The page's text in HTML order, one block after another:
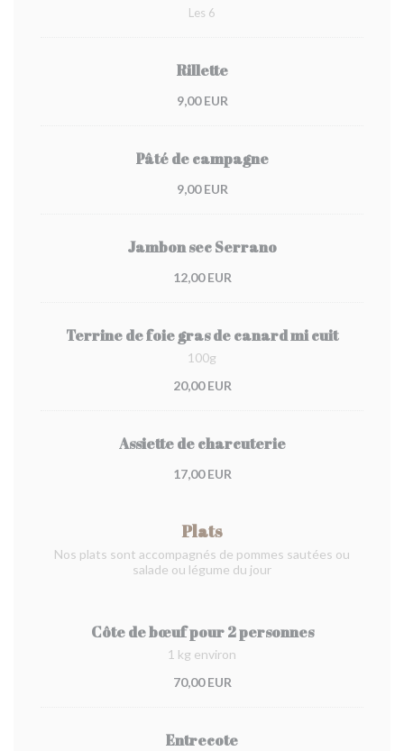
Les 6
Rillette
9,00 EUR
Pâté de campagne
9,00 EUR
Jambon sec Serrano
12,00 EUR
Terrine de foie gras de canard mi cuit
100g
20,00 EUR
Assiette de charcuterie
17,00 EUR
Plats
Nos plats sont accompagnés de pommes sautées ou
salade ou légume du jour
Côte de bœuf pour 2 personnes
1 kg environ
70,00 EUR
Entrecote